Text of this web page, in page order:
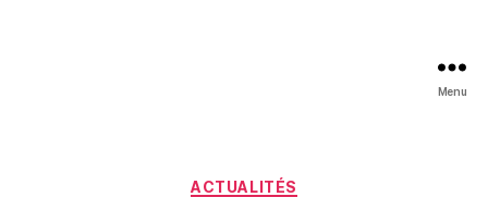
Menu
ACTUALITÉS